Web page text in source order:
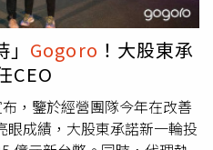
中華郵政近期導入超過1,000
全台郵務士公務車輛。考量
車和啟動、承載大量郵件以
特別配置一系列專屬的設
、客製大貨架、更穩固的側
有的「一踢即行」功能，只要
調整服務模式的可能性。據
成共享機車開放平台，所以
負責電動機車營運，
舉可大幅提高WeMo的使
無須再投資，卻能持續提供
據iRent規畫，在與WeMo結
Gogoro ！大股東承
CEO
，鑒於經營團隊今年在改善
眼成績，大股東承諾新一輪投